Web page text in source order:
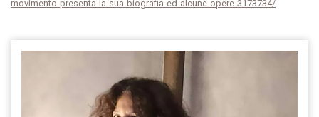
movimento-presenta-la-sua-biografia-ed-alcune-opere-3173734/